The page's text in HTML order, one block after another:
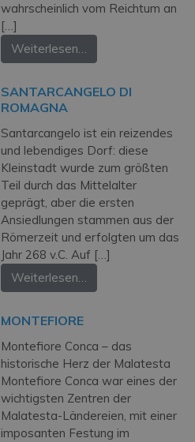
wahrscheinlich vom Reichtum an
[…]
Weiterlesen…
SANTARCANGELO DI
ROMAGNA
Santarcangelo ist ein reizendes
und lebendiges Dorf: diese
Kleinstadt wurde zum größten
Teil durch das Mittelalter
geprägt, aber die ersten
Ansiedlungen stammen aus der
Römerzeit und erfolgten um das
Jahr 268 v.C. Auf […]
Weiterlesen…
MONTEFIORE
Montefiore Conca – das
historische Herz der Malatesta
Montefiore Conca war eines der
wichtigsten Zentren der
Malatesta-Ländereien, mit einer
imposanten Festung im